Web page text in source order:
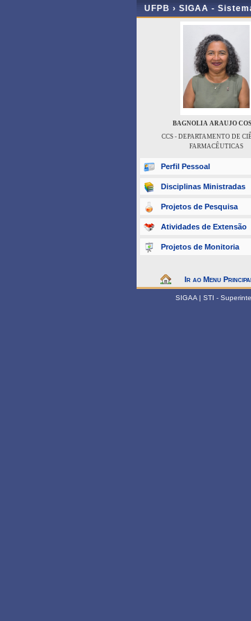
UFPB › SIGAA -
BAGNOLIA ARAUJO
CCS - DEPARTAMENTO DE
FARMACÊUTICAS
Perfil Pessoal
Disciplinas Ministradas
Projetos de Pesquisa
Atividades de Extensão
Projetos de Monitoria
Ir ao Menu Principal
SIGAA | STI -